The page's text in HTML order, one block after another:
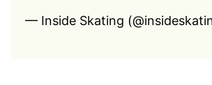
— Inside Skating